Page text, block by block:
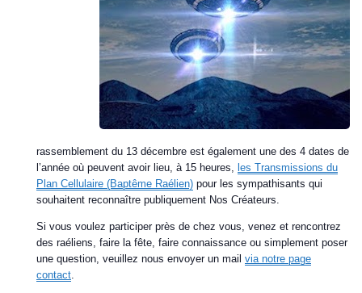
rassemblement du 13 décembre est également une des 4 dates de
l’année où peuvent avoir lieu, à 15 heures, les Transmissions du
Plan Cellulaire (Baptême Raélien) pour les sympathisants qui
souhaitent reconnaître publiquement Nos Créateurs.
Si vous voulez participer près de chez vous, venez et rencontrez
des raéliens, faire la fête, faire connaissance ou simplement poser
une question, veuillez nous envoyer un mail via notre page
contact.